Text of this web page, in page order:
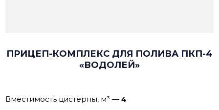
ПРИЦЕП-КОМПЛЕКС ДЛЯ ПОЛИВА ПКП-4
«ВОДОЛЕЙ»
Вместимость цистерны, м³ —4